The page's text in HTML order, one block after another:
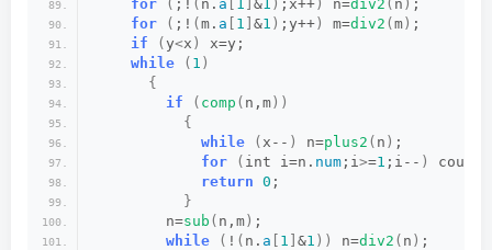
for ( ;! ( n. a 1 &1 ) ;x++ ) n=div2 ( n ) ;
for
( ;! ( m. a 1 &1 ) ;y++ ) m=div2 ( m ) ;
if
( y<x )
x=y;
while
( 1 )
{
if
( comp ( n,m ))
{
while
( x-- ) n=plus2 ( n ) ;
for
( int i=n. num ;i>=1 ;i-- ) cout
return 0 ;
}
        n=
sub ( n,m ) ;
while
( ! ( n. a 1 &1 )) n=div2 ( n ) ;